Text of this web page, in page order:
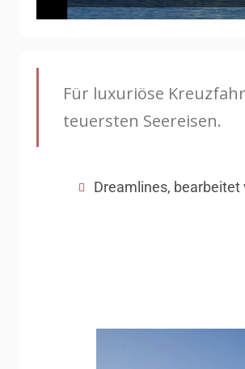
Für luxuriöse
teuersten Seereisen.
Dreamlines, bearbeitet